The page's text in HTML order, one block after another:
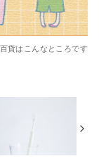
貨はこんなところです